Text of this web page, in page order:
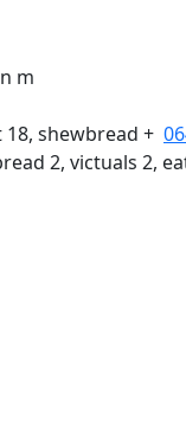
m
18, shewbread +
2, victuals 2,